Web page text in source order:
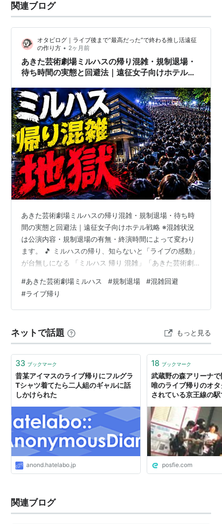
関連ブログ
オタビログ｜ライブ後まで“最高だった”で終わる推し活遠征
の作り方 • 2ヶ月前
あきた芸術劇場ミルハスの帰り混雑・規制退場・
待ち時間の実態と回避法｜遠征女子向けホテル戦
あきた芸術劇場ミルハスの帰り混雑・規制退場・待ち時
間の実態と回避法｜遠征女子向けホテル戦略 ※混雑状況
は公演内容・規制退場の有無・終演時間によって変わり
ます。 🎵 ミルハスの帰り、知らないと「ライブの感動」
が台無しになる 「ミルハス 帰り 混雑」「あきた芸術劇
けに、終演後が実際どれくらいきついのか、そして回避
できるのかをリアルにまとめた。 ライブ最高だった。感
動した。あの曲が聴けた——そのテンションのまま外に
スにはある。 出口に向かえば人だかり。エスカレーター
に乗るまでに10分以上。ようやく…
#あきた芸術劇場ミルハス #規制退場 #混雑回避
#ライブ帰り
ネットで話題 もっと見る
33 ブックマーク
昔某アイマスのライブ帰りにフルグラ
Tシャツ着てたら二人組のギャルに話
しかけられた
anond.hatelabo.jp
18 ブックマーク
武蔵野の森アリーナ
唯のライブ帰りのオ
されている京王線の
ないくせに勝手なこ
ださい」のクソリプ
posfie.com
関連ブログ